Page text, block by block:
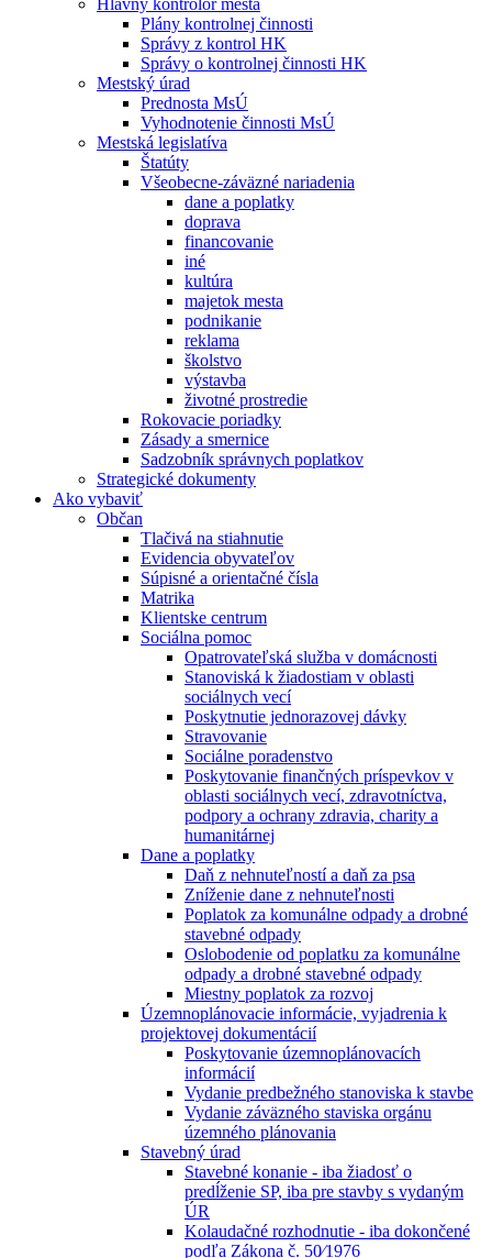
Hlavný kontrolór mesta
Plány kontrolnej činnosti
Správy z kontrol HK
Správy o kontrolnej činnosti HK
Mestský úrad
Prednosta MsÚ
Vyhodnotenie činnosti MsÚ
Mestská legislatíva
Štatúty
Všeobecne-záväzné nariadenia
dane a poplatky
doprava
financovanie
iné
kultúra
majetok mesta
podnikanie
reklama
školstvo
výstavba
životné prostredie
Rokovacie poriadky
Zásady a smernice
Sadzobník správnych poplatkov
Strategické dokumenty
Ako vybaviť
Občan
Tlačivá na stiahnutie
Evidencia obyvateľov
Súpisné a orientačné čísla
Matrika
Klientske centrum
Sociálna pomoc
Opatrovateľská služba v domácnosti
Stanoviská k žiadostiam v oblasti
sociálnych vecí
Poskytnutie jednorazovej dávky
Stravovanie
Sociálne poradenstvo
Poskytovanie finančných príspevkov v
oblasti sociálnych vecí, zdravotníctva,
podpory a ochrany zdravia, charity a
humanitárnej
Dane a poplatky
Daň z nehnuteľností a daň za psa
Zníženie dane z nehnuteľnosti
Poplatok za komunálne odpady a drobné
stavebné odpady
Oslobodenie od poplatku za komunálne
odpady a drobné stavebné odpady
Miestny poplatok za rozvoj
Územnoplánovacie informácie, vyjadrenia k
projektovej dokumentácií
Poskytovanie územnoplánovacích
informácií
Vydanie predbežného stanoviska k stavbe
Vydanie záväzného staviska orgánu
územného plánovania
Stavebný úrad
Stavebné konanie - iba žiadosť o
predĺženie SP, iba pre stavby s vydaným
ÚR
Kolaudačné rozhodnutie - iba dokončené
podľa Zákona č. 50⁄1976